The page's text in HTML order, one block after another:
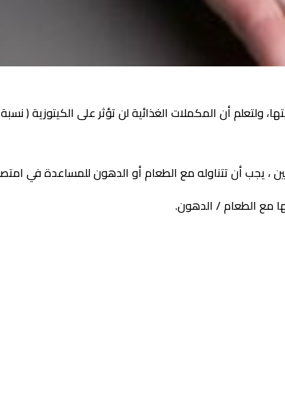
ولتعلم أن المكملات الغذائية لن تؤثر على الكيتوزية ( نسبة